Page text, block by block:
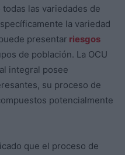
las variedades de
la variedad
presentar riesgos
de población. La OCU
integral posee
su proceso de
potencialmente
que el proceso de